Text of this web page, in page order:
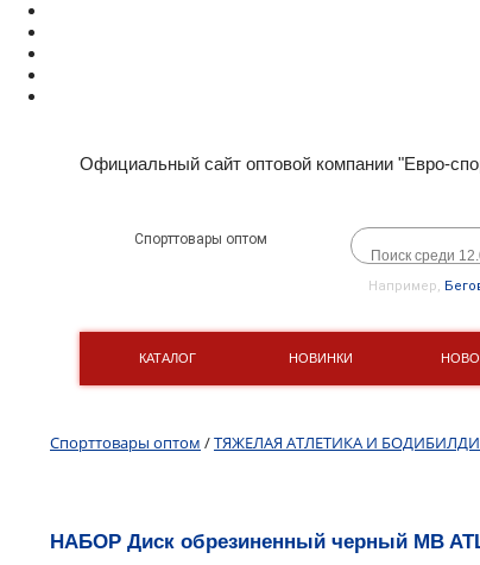
Официальный сайт оптовой компании "Евро-
Спорттовары оптом
Например,
КАТАЛОГ НОВИНКИ
Спорттовары оптом /ТЯЖЕЛАЯ АТЛЕТИКА И
НАБОР Диск обрезиненный черный MB